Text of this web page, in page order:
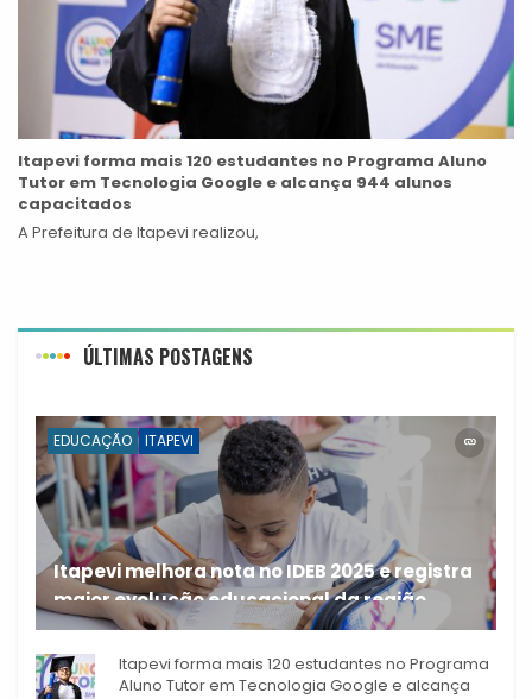
Itapevi forma mais 120 estudantes no Programa Aluno
Tutor em Tecnologia Google e alcança 944 alunos
capacitados
A Prefeitura de Itapevi realizou,
ÚLTIMAS POSTAGENS
EDUCAÇÃO ITAPEVI
Itapevi melhora nota no IDEB 2025 e registra
maior evolução educacional da região
A rede municipal de ensino
Itapevi forma mais 120 estudantes no Programa
Aluno Tutor em Tecnologia Google e alcança